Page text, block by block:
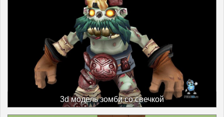
3d модель зомби со свечкой